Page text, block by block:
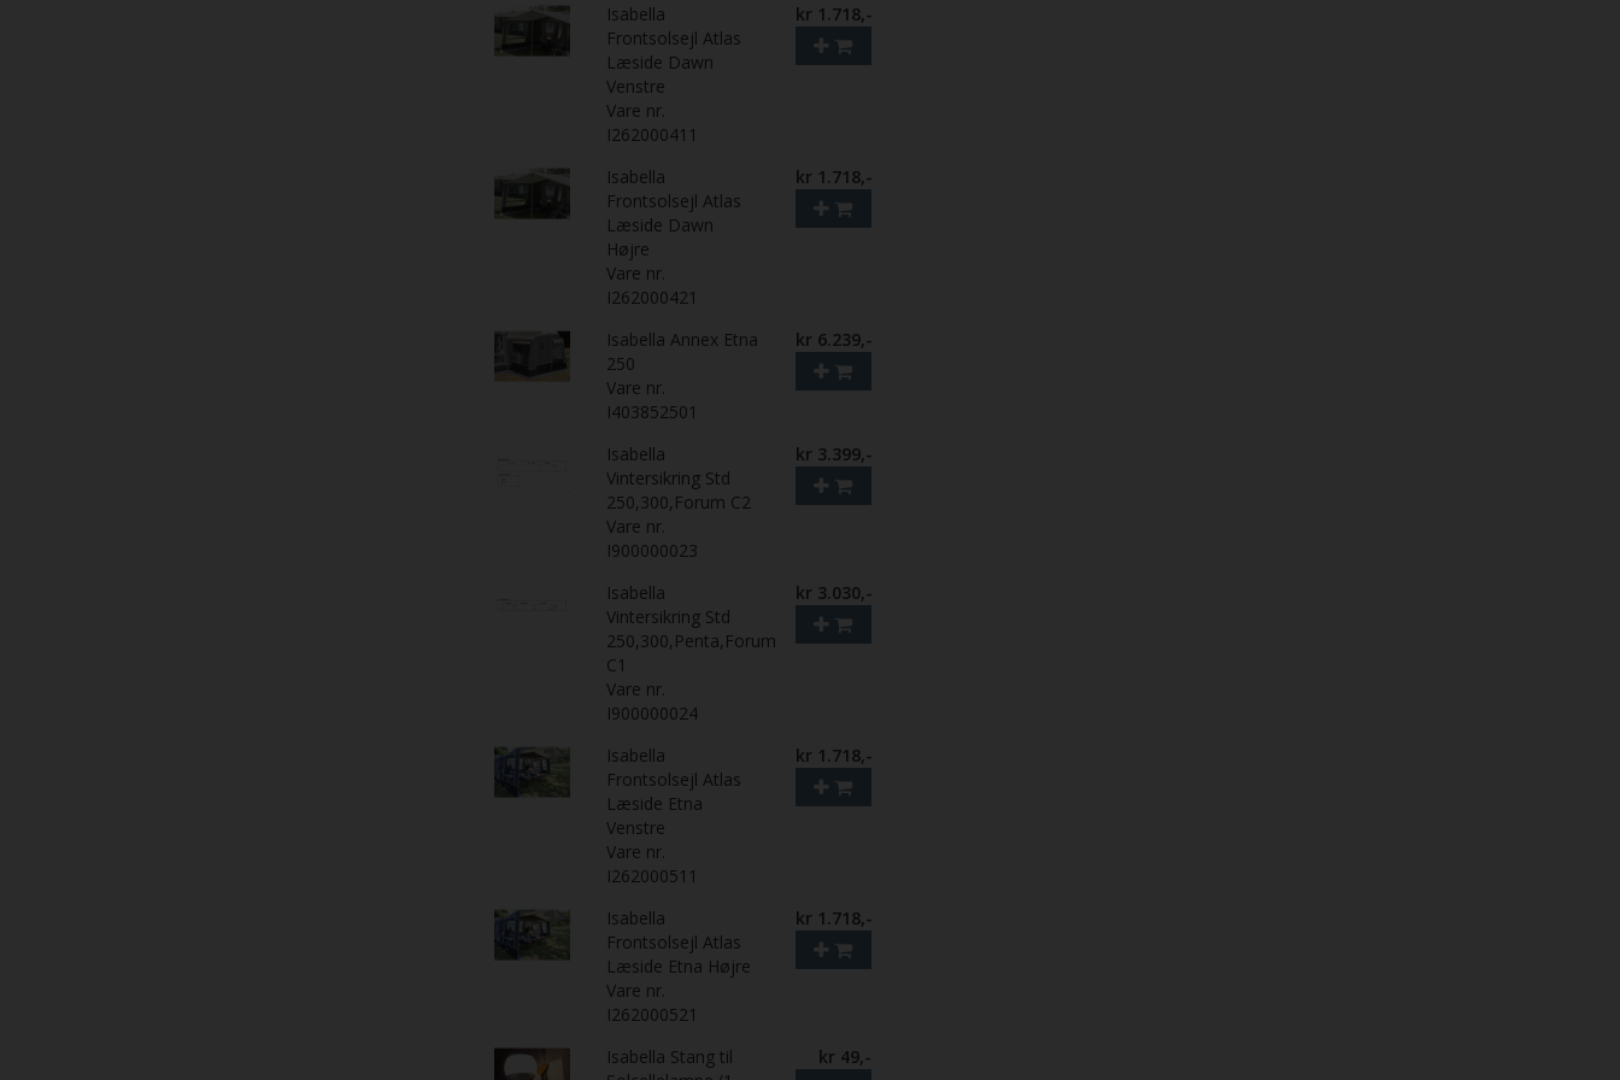
Isabella
Frontsolsejl Atlas
Læside Dawn
Venstre
Vare nr.
I262000411
kr 1.718,-
Isabella
Frontsolsejl Atlas
Læside Dawn
Højre
Vare nr.
I262000421
kr 1.718,-
Isabella Annex Etna
250
Vare nr.
I403852501
kr 6.239,-
Isabella
Vintersikring Std
250,300,Forum C2
Vare nr.
I900000023
kr 3.399,-
Isabella
Vintersikring Std
250,300,Penta,Forum
C1
Vare nr.
I900000024
kr 3.030,-
Isabella
Frontsolsejl Atlas
Læside Etna
Venstre
Vare nr.
I262000511
kr 1.718,-
Isabella
Frontsolsejl Atlas
Læside Etna Højre
Vare nr.
I262000521
kr 1.718,-
Isabella Stang til
kr 49,-